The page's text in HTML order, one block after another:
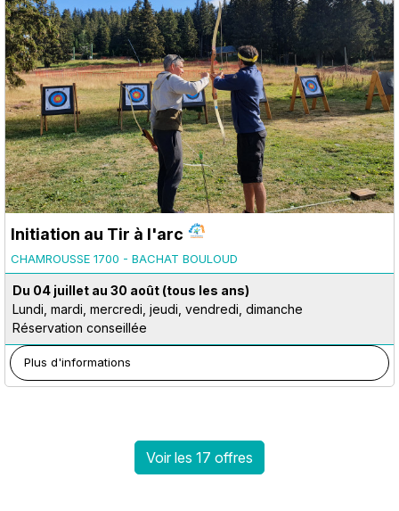
Initiation au Tir à l'arc
CHAMROUSSE 1700 - BACHAT BOULOUD
Du 04 juillet au 30 août (tous les ans)
Lundi, mardi, mercredi, jeudi, vendredi, dimanche
Réservation conseillée
Plus d'informations
Voir les 17 offres